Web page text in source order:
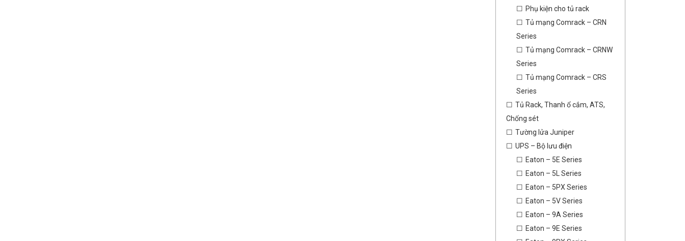
Phụ kiện cho tủ rack
Tủ mạng Comrack – CRN
Series
Tủ mạng Comrack – CRNW
Series
Tủ mạng Comrack – CRS
Series
Tủ Rack, Thanh ổ cắm, ATS,
Chống sét
Tường lửa Juniper
UPS – Bộ lưu điện
Eaton – 5E Series
Eaton – 5L Series
Eaton – 5PX Series
Eaton – 5V Series
Eaton – 9A Series
Eaton – 9E Series